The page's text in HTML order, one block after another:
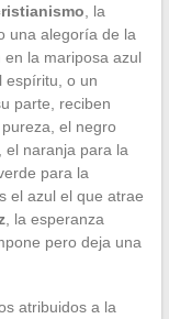
, la
una alegoría de la
en la mariposa azul
espíritu, o un
parte, reciben
el negro
el naranja para la
para la
el azul el que atrae
, la esperanza
pero deja una
atribuidos a la